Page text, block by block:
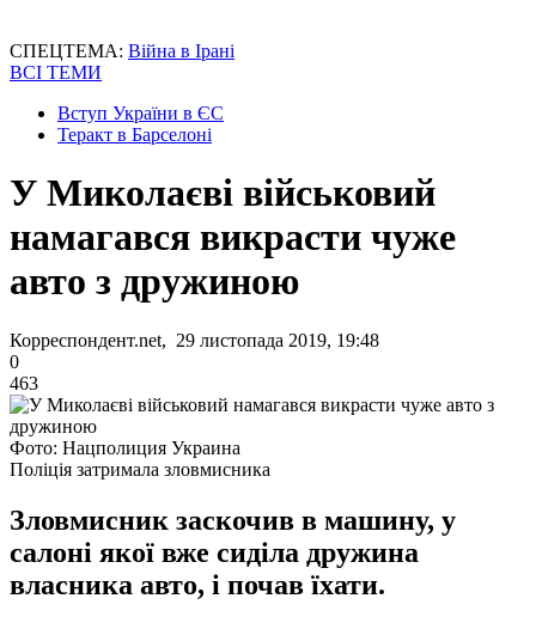
СПЕЦТЕМА: Війна в Ірані
ВСІ ТЕМИ
Вступ України в ЄС
Теракт в Барселоні
У Миколаєві військовий
намагався викрасти чуже
авто з дружиною
Корреспондент.net, 29 листопада 2019, 19:48
0
463
Фото: Нацполиция Украина
Поліція затримала зловмисника
Зловмисник заскочив в машину, у
салоні якої вже сиділа дружина
власника авто, і почав їхати.